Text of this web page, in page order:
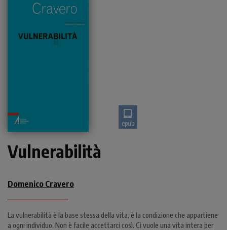
epub
Vulnerabilità
Domenico Cravero
La vulnerabilità è la base stessa della vita, è la condizione che appartiene
a ogni individuo. Non è facile accettarci così. Ci vuole una vita intera per